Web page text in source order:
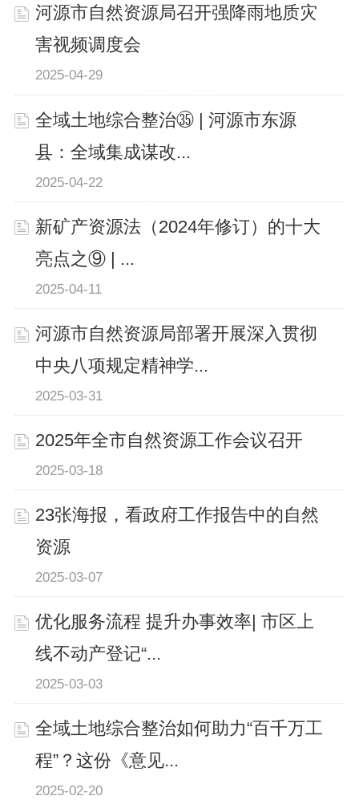
河源市自然资源局召开强降雨地质灾
害视频调度会
2025-04-29
全域土地综合整治㉟ | 河源市东源
县：全域集成谋改...
2025-04-22
新矿产资源法（2024年修订）的十大
亮点之⑨ | ...
2025-04-11
河源市自然资源局部署开展深入贯彻
中央八项规定精神学...
2025-03-31
2025年全市自然资源工作会议召开
2025-03-18
23张海报，看政府工作报告中的自然
资源
2025-03-07
优化服务流程 提升办事效率| 市区上
线不动产登记“...
2025-03-03
全域土地综合整治如何助力“百千万工
程”？这份《意见...
2025-02-20